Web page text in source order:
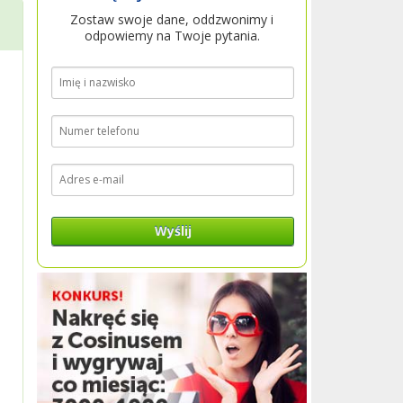
Zostaw swoje dane, oddzwonimy i
odpowiemy na Twoje pytania.
Wyślij